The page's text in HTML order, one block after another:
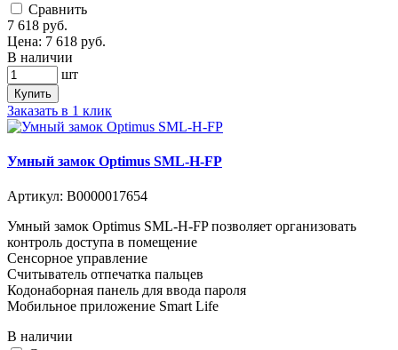
Cравнить
7 618 руб.
Цена: 7 618 руб.
В наличии
шт
Купить
Заказать в 1 клик
Умный замок Optimus SML-H-FP
Артикул: В0000017654
Умный замок Optimus SML-H-FP позволяет организовать
контроль доступа в помещение
Сенсорное управление
Считыватель отпечатка пальцев
Кодонаборная панель для ввода пароля
Мобильное приложение Smart Life
В наличии